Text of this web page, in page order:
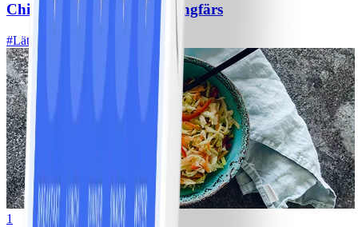
Chili con carne med kycklingfärs
#Lätt
1